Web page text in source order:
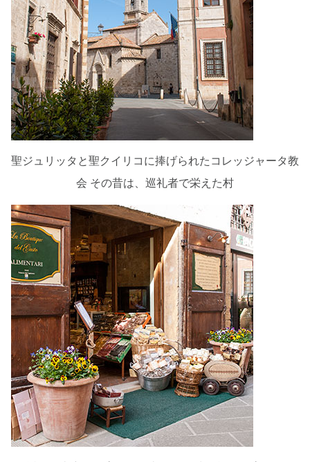
聖ジュリッタと聖クイリコに捧げられたコレッジャータ教
会 その昔は、巡礼者で栄えた村